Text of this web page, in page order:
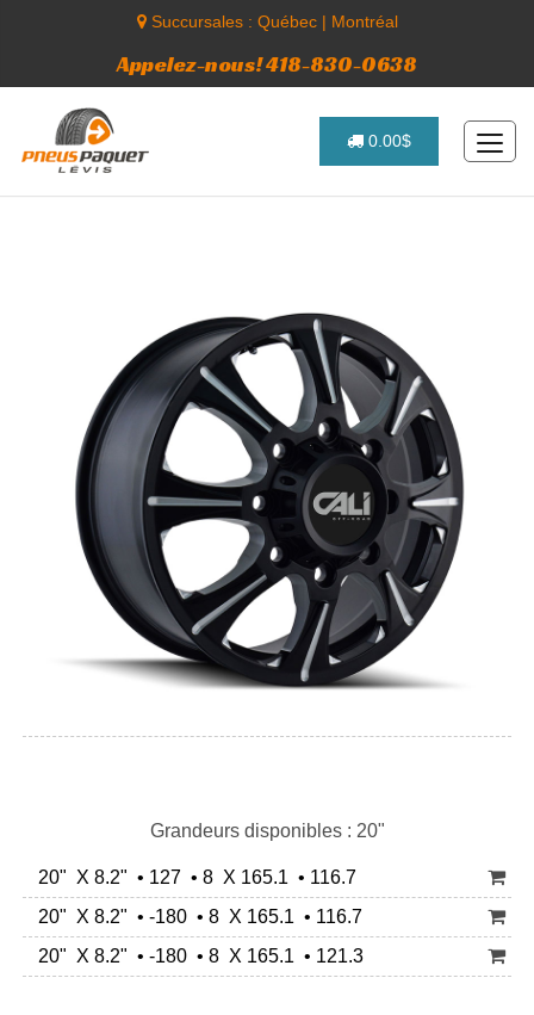
Succursales : Québec| Montréal
Appelez-nous! 418-830-0638
0.00$
Grandeurs disponibles : 20"
20" X 8.2" • 127 • 8 X 165.1 • 116.7
20" X 8.2" • -180 • 8 X 165.1 • 116.7
20" X 8.2" • -180 • 8 X 165.1 • 121.3